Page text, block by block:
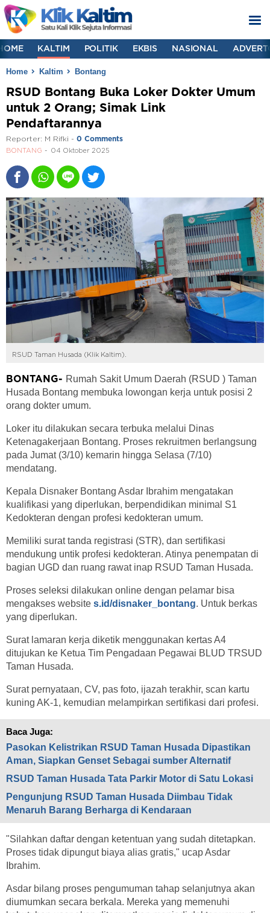
KALTIM POLITIK EKBIS NASIONAL
Home Kaltim Bontang
RSUD Bontang Buka Loker Dokter Umum
untuk 2 Orang; Simak Link
Pendaftarannya
Reporter: M Rifki - 0 Comments
BONTANG 04 Oktober 2025
RSUD Taman Husada (Klik Kaltim).
BONTANG- Rumah Sakit Umum Daerah (RSUD ) Taman
Husada Bontang membuka lowongan kerja untuk posisi 2
orang dokter umum.
Loker itu dilakukan secara terbuka melalui Dinas
Ketenagakerjaan Bontang. Proses rekruitmen berlangsung
pada Jumat (3/10) kemarin hingga Selasa (7/10)
mendatang.
Kepala Disnaker Bontang Asdar Ibrahim mengatakan
kualifikasi yang diperlukan, berpendidikan minimal S1
Kedokteran dengan profesi kedokteran umum.
Memiliki surat tanda registrasi (STR), dan sertifikasi
mendukung untik profesi kedokteran. Atinya penempatan di
bagian UGD dan ruang rawat inap RSUD Taman Husada.
Proses seleksi dilakukan online dengan pelamar bisa
mengakses website s.id/disnaker_bontang. Untuk berkas
yang diperlukan.
Surat lamaran kerja diketik menggunakan kertas A4
ditujukan ke Ketua Tim Pengadaan Pegawai BLUD TRSUD
Taman Husada.
Surat pernyataan, CV, pas foto, ijazah terakhir, scan kartu
kuning AK-1, kemudian melampirkan sertifikasi dari profesi.
Baca Juga:
Pasokan Kelistrikan RSUD Taman Husada Dipastikan
Aman, Siapkan Genset Sebagai sumber Alternatif
RSUD Taman Husada Tata Parkir Motor di Satu Lokasi
Pengunjung RSUD Taman Husada Diimbau Tidak
Menaruh Barang Berharga di Kendaraan
"Silahkan daftar dengan ketentuan yang sudah ditetapkan.
Proses tidak dipungut biaya alias gratis," ucap Asdar
Ibrahim.
Asdar bilang proses pengumuman tahap selanjutnya akan
diumumkan secara berkala. Mereka yang memenuhi